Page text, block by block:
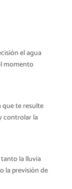
el agua
momento
que te resulte
controlar la
la lluvia
la previsión de